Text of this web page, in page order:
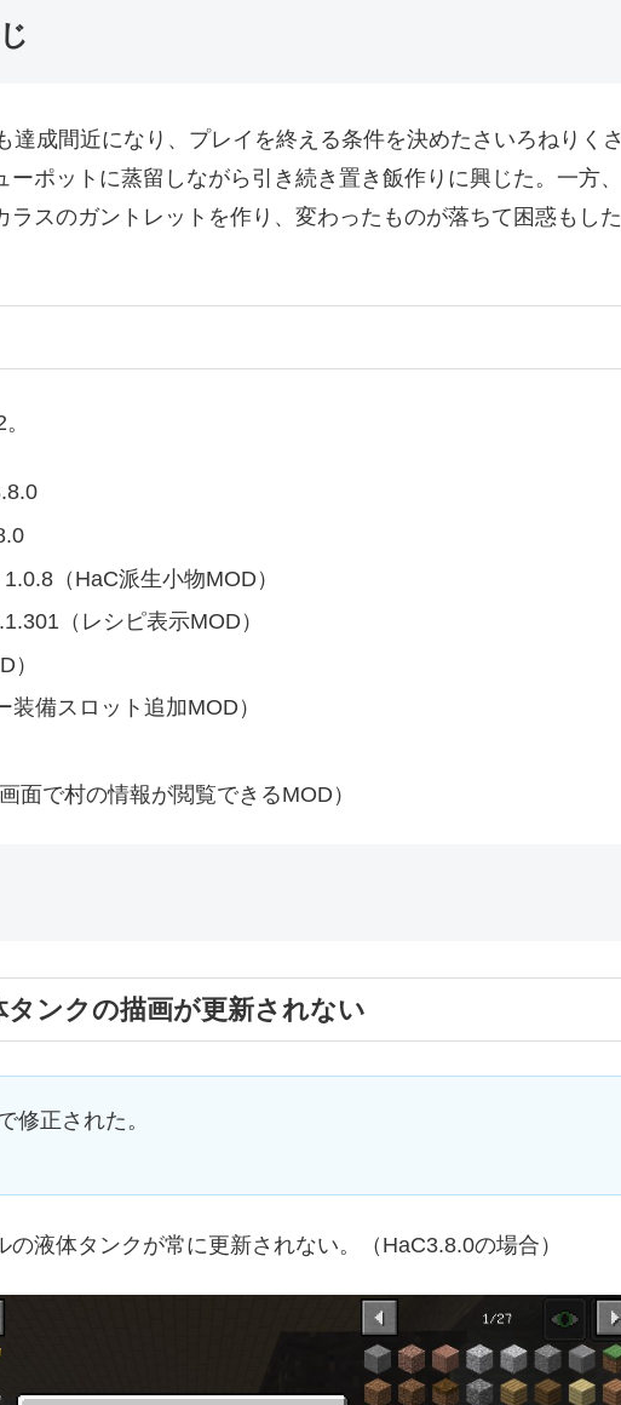
達成間近になり、プレイを終える条件を決めたさいろねりくさ
ポットに蒸留しながら引き続き置き飯作りに興じた。一方、
ラスのガントレットを作り、変わったものが落ちて困惑もした
（HaC派生小物MOD）
（レシピ表示MOD）
）
備スロット追加MOD）
面で村の情報が閲覧できるMOD）
ンクの描画が更新されない
修正された。
液体タンクが常に更新されない。（HaC3.8.0の場合）